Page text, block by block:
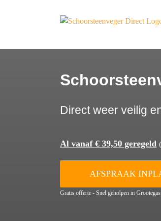
Direct weer veilig
Al vanaf € 39,50 geregeld
AFSPRAAK
Gratis offerte - Snel geholpen in